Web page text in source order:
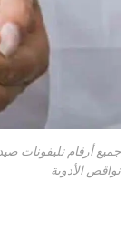
جميع أرقام تليفونات
نواقص الأدوية